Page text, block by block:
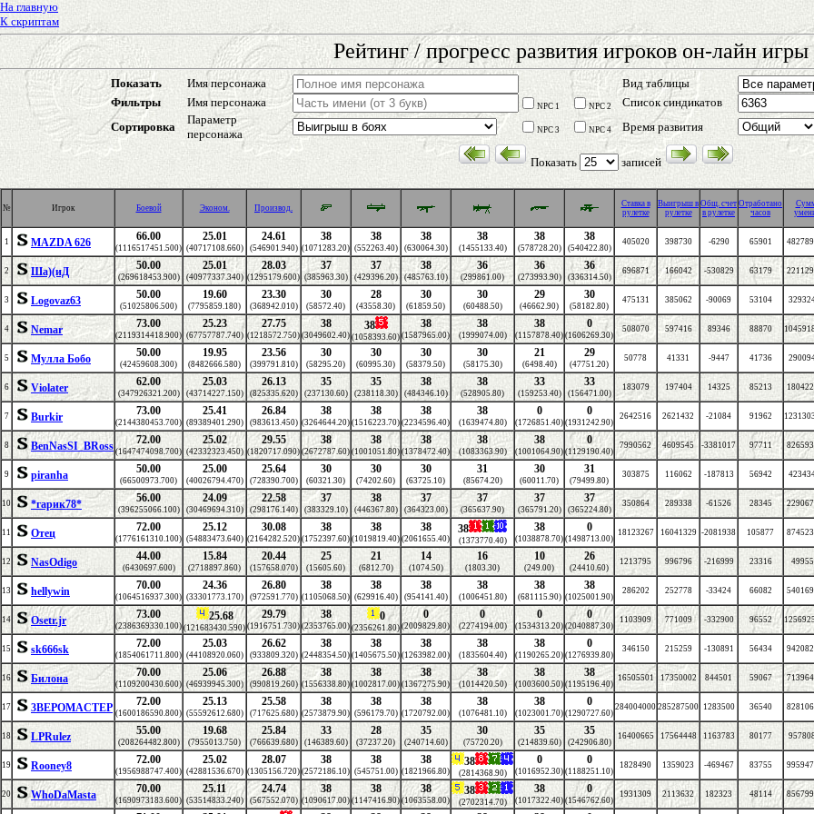
На главную
К скриптам
Рейтинг / прогресс развития игроков он-лайн
Показать Имя персонажа
Вид таблицы
Фильтры
Имя персонажа NPC 1 NPC 2
Список синдикатов
Сортировка
Параметр
персонажа
NPC 3 NPC 4 Время развития
Показать записей
№ Игрок Боевой Эконом. Производ.
Cтавка в
рулетке
Выигрыш в
рулетке
Общ. счет
в рулетке
Отработано
часов
1 MAZDA 626 66.00
(1116517451.500)
25.01
(40717108.660)
24.61
(546901.940)
38
(1071283.20)
38
(552263.40)
38
(630064.30)
38
(1455133.40)
38
(578728.20)
38
(540422.80)
405020 398730 -6290 65901
2 Ша)(иД 50.00
(269618453.900)
25.01
(40977337.340)
28.03
(1295179.600)
37
(385963.30)
37
(429396.20)
38
(485763.10)
36
(299861.00)
36
(273993.90)
36
(336314.50)
696871 166042 -530829 63179
3 Logovaz63 50.00
(51025806.500)
19.60
(7795859.180)
23.30
(368942.010)
30
(58572.40)
28
(43558.30)
30
(61859.50)
30
(60488.50)
29
(46662.90)
30
(58182.80)
475131 385062 -90069 53104
4 Nemar 73.00
(2119314418.900)
25.23
(67757787.740)
27.75
(1218572.750)
38
(3049602.40)
38
(1058393.60)
38
(1587965.00)
38
(1999074.00)
38
(1157878.40)
0
(1606269.30)
508070 597416 89346 88870
5 Мулла Бобо 50.00
(42459608.300)
19.95
(8482666.580)
23.56
(399791.810)
30
(58295.20)
30
(60995.30)
30
(58379.50)
30
(58175.30)
21
(6498.40)
29
(47751.20)
50778 41331 -9447 41736
6 Violater 62.00
(347926321.200)
25.03
(43714227.150)
26.13
(825335.620)
35
(237130.60)
35
(238118.30)
38
(484346.10)
38
(528905.80)
33
(159253.40)
33
(156471.00)
183079 197404 14325 85213
7 Burkir 73.00
(2144380453.700)
25.41
(89389401.290)
26.84
(983613.450)
38
(3264644.20)
38
(1516223.70)
38
(2234596.40)
38
(1639474.80)
0
(1726851.40)
0
(1931242.90)
2642516 2621432 -21084 91962
8 BenNasSI_BRoss 72.00
(1647474098.700)
25.02
(42332323.450)
29.55
(1820717.090)
38
(2672787.60)
38
(1001051.80)
38
(1378472.40)
38
(1083363.90)
38
(1001064.90)
0
(1129190.40)
7990562 4609545 -3381017 97711
9 piranha 50.00
(66500973.700)
25.00
(40026794.470)
25.64
(728390.700)
30
(60321.30)
30
(74202.60)
30
(63725.10)
31
(85674.20)
30
(60011.70)
31
(79499.80)
303875 116062 -187813 56942
10 *гарик78* 56.00
(396255066.100)
24.09
(30469694.310)
22.58
(298176.140)
37
(383329.10)
38
(446367.80)
37
(364323.00)
37
(365637.90)
37
(365791.20)
37
(365224.80)
350864 289338 -61526 28345
11 Отец 72.00
(1776161310.100)
25.12
(54883473.640)
30.08
(2164282.520)
38
(1752397.60)
38
(1019819.40)
38
(2061655.40)
38
(1373770.40)
38
(1038878.70)
0
(1498713.00)
18123267 16041329 -2081938 105877
12 NasOdigo 44.00
(6430697.600)
15.84
(2718897.860)
20.44
(157658.070)
25
(15605.60)
21
(6812.70)
14
(1074.50)
16
(1803.30)
10
(249.00)
26
(24410.60)
1213795 996796 -216999 23316
13 hellywin 70.00
(1064516937.300)
24.36
(33301773.170)
26.80
(972591.770)
38
(1105068.50)
38
(629916.40)
38
(954141.40)
38
(1006451.80)
38
(681115.90)
38
(1025001.90)
286202 252778 -33424 66082
14 Osetr.jr 73.00
(2386369330.100)
25.68
(121683430.590)
29.79
(1916751.730)
38
(2353765.00)
0
(2356261.80)
0
(2009829.80)
0
(2274194.00)
0
(1534313.20)
0
(2040887.30)
1103909 771009 -332900 96552
15 sk666sk 72.00
(1854061711.800)
25.03
(44108920.060)
26.62
(933809.320)
38
(2448354.50)
38
(1405675.50)
38
(1263982.00)
38
(1835604.40)
38
(1190265.20)
0
(1276939.80)
346150 215259 -130891 56434
16 Билона 70.00
(1109200430.600)
25.06
(46939945.300)
26.88
(990819.260)
38
(1556338.80)
38
(1002817.00)
38
(1367275.90)
38
(1014420.50)
38
(1003600.50)
38
(1195196.40)
16505501 17350002 844501 59067
17 3BEPOMACTEP 72.00
(1600186590.800)
25.13
(55592612.680)
25.58
(717625.680)
38
(2573879.90)
38
(596179.70)
38
(1720792.00)
38
(1076481.10)
38
(1023001.70)
0
(1290727.60)
284004000 285287500 1283500 36540
18 LPRulez 55.00
(208264482.800)
19.68
(7955013.750)
25.84
(766639.680)
33
(146389.60)
28
(37237.20)
35
(240714.60)
30
(75720.20)
35
(214839.60)
35
(242906.80)
16400665 17564448 1163783 80177
19 Rooney8 72.00
(1956988747.400)
25.02
(42881536.670)
28.07
(1305156.720)
38
(2572186.10)
38
(545751.00)
38
(1821966.80)
38
(2814368.90)
0
(1016952.30)
0
(1188251.10)
1828490 1359023 -469467 83755
20 WhoDaMasta 70.00
(1690973183.600)
25.11
(53514833.240)
24.74
(567552.070)
38
(1090617.00)
38
(1147416.90)
38
(1063558.00)
38
(2702314.70)
38
(1017322.40)
0
(1546762.60)
1931309 2113632 182323 48114